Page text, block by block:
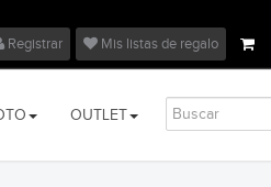
Registrar Mis listas de regalo
OUTLET